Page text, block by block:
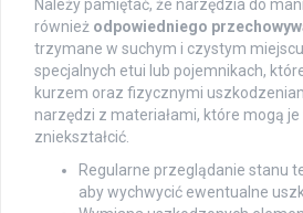
Należy pamiętać, że narzędzia do
również odpowiedniego
trzymane w suchym i czystym
specjalnych etui lub pojemnikach,
kurzem oraz fizycznymi
narzędzi z materiałami, które mogą
zniekształcić.
Regularne przeglądanie stanu
aby wychwycić ewentualne